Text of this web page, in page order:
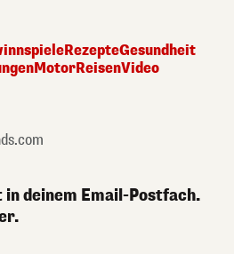
RezepteGesundheit
MotorReisenVideo
deinem Email-Postfach.